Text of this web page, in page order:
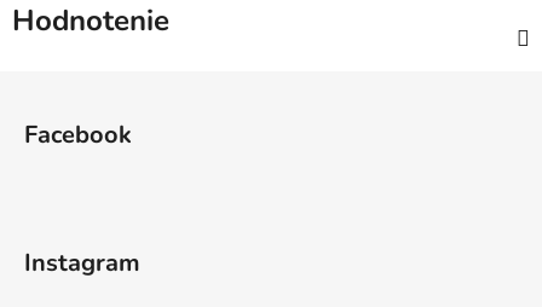
Hodnotenie
Facebook
Instagram